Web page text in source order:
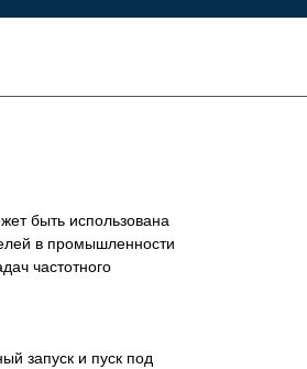
быть использована
в промышленности
частотного
запуск и пуск под